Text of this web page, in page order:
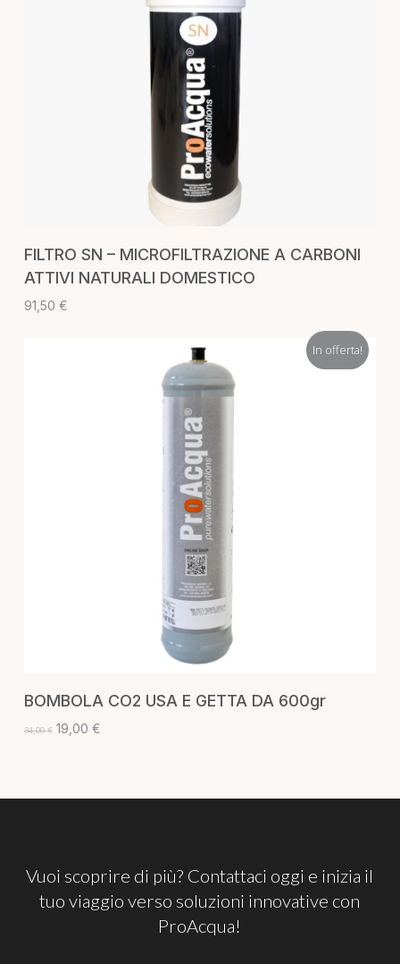
FILTRO SN – MICROFILTRAZIONE A CARBONI
ATTIVI NATURALI DOMESTICO
91,50 €
In offerta!
BOMBOLA CO2 USA E GETTA DA 600gr
34,00€ Il19,00 €Il
Vuoi scoprire di più? Contattaci oggi e inizia il
tuo viaggio verso soluzioni innovative con
ProAcqua!